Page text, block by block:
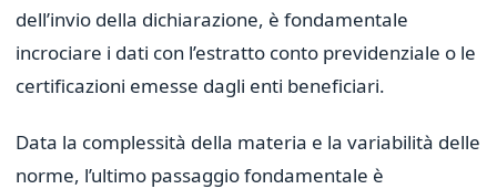
dell’invio della dichiarazione, è fondamentale
incrociare i dati con l’estratto conto previdenziale o le
certificazioni emesse dagli enti beneficiari.
Data la complessità della materia e la variabilità delle
norme, l’ultimo passaggio fondamentale è